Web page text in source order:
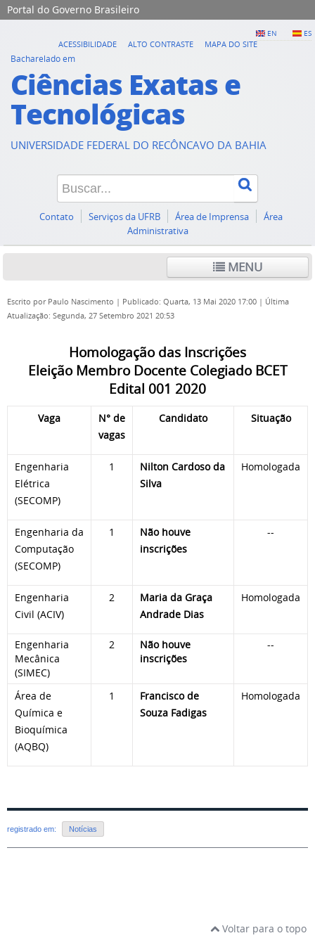
Portal do Governo Brasileiro
EN ES
ACESSIBILIDADE ALTO CONTRASTE
MAPA DO SITE
Bacharelado em
Ciências Exatas e
Tecnológicas
UNIVERSIDADE FEDERAL DO RECÔNCAVO DA BAHIA
Contato Serviços da UFRB Área de Imprensa
Área
Administrativa
MENU
Escrito por Paulo Nascimento | Publicado: Quarta, 13 Mai 2020 17:00 | Última
Atualização: Segunda, 27 Setembro 2021 20:53
Homologação das Inscrições
Eleição Membro Docente Colegiado BCET
Edital 001 2020
Vaga
N° de
vagas
Candidato Situação
Engenharia
Elétrica
(SECOMP)
1
Nilton Cardoso da
Silva
Homologada
Engenharia da
Computação
(SECOMP)
1
Não houve
inscrições
--
Engenharia
Civil (ACIV)
2
Maria da Graça
Andrade Dias
Homologada
Engenharia
Mecânica
(SIMEC)
2
Não houve
inscrições
--
Área de
Química e
Bioquímica
(AQBQ)
1
Francisco de
Souza Fadigas
Homologada
registrado em: Notícias
Voltar para o topo